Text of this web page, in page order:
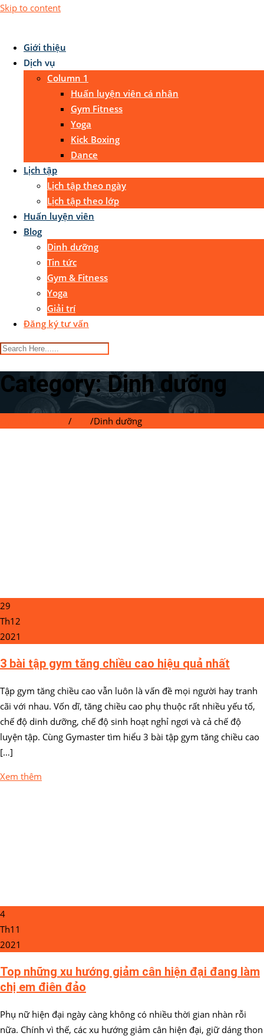
Skip to content
Giới thiệu
Dịch vụ
Column 1
Huấn luyện viên cá nhân
Gym Fitness
Yoga
Kick Boxing
Dance
Lịch tập
Lịch tập theo ngày
Lịch tập theo lớp
Huấn luyện viên
Blog
Dinh dưỡng
Tin tức
Gym & Fitness
Yoga
Giải trí
Đăng ký tư vấn
Category:Dinh dưỡng
/ /Dinh dưỡng
29
Th12
2021
3 bài tập gym tăng chiều cao hiệu quả nhất
Tập gym tăng chiều cao vẫn luôn là vấn đề mọi người hay tranh
cãi với nhau. Vốn dĩ, tăng chiều cao phụ thuộc rất nhiều yếu tố,
chế độ dinh dưỡng, chế độ sinh hoạt nghỉ ngơi và cả chế độ
luyện tập. Cùng Gymaster tìm hiểu 3 bài tập gym tăng chiều cao
[…]
Xem thêm
4
Th11
2021
Top những xu hướng giảm cân hiện đại đang làm
chị em điên đảo
Phụ nữ hiện đại ngày càng không có nhiều thời gian nhàn rỗi
nữa. Chính vì thế, các xu hướng giảm cân hiện đại, giữ dáng thon